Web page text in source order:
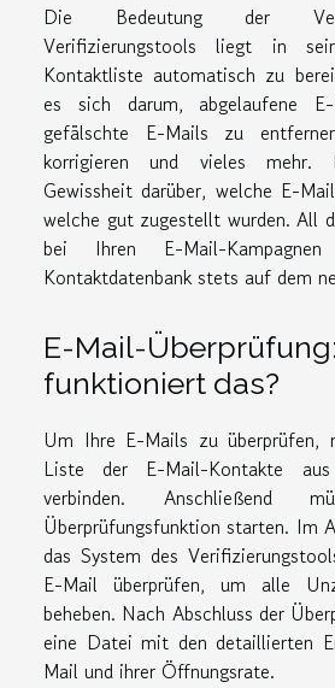
Die Bedeutung der
Verifizierungstools liegt in
Kontaktliste automatisch zu
es sich darum, abgelaufene E-
gefälschte E-Mails zu
korrigieren und vieles mehr.
Gewissheit darüber, welche E-
welche gut zugestellt wurden. All
bei Ihren E-Mail-
Kontaktdatenbank stets auf dem
E-Mail-
funktioniert das?
Um Ihre E-Mails zu überprüfen,
Liste der E-Mail-Kontakte
verbinden. Anschließend
Überprüfungsfunktion starten. Im
das System des
E-Mail überprüfen, um alle
beheben. Nach Abschluss der
eine Datei mit den detaillierten
Mail und ihrer Öffnungsrate.